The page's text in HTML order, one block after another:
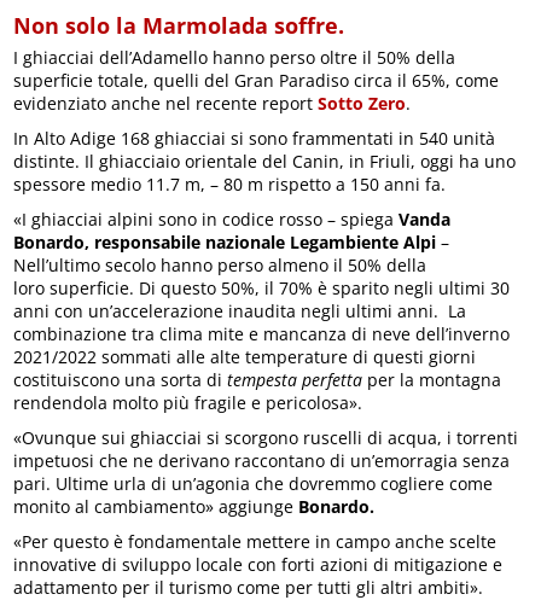
Non solo la Marmolada soffre.
I ghiacciai dell’Adamello hanno perso oltre il 50% della
superficie totale, quelli del Gran Paradiso circa il 65%, come
evidenziato anche nel recente reportSotto Zero.
In Alto Adige 168 ghiacciai si sono frammentati in 540 unità
distinte. Il ghiacciaio orientale del Canin, in Friuli, oggi ha uno
spessore medio 11.7 m, – 80 m rispetto a 150 anni fa.
«I ghiacciai alpini sono in codice rosso – spiegaVanda
Bonardo, responsabile nazionale Legambiente Alpi–
Nell’ultimo secolo hanno perso almeno il 50% della
loro superficie. Di questo 50%, il 70% è sparito negli ultimi 30
anni con un’accelerazione inaudita negli ultimi anni. La
combinazione tra clima mite e mancanza di neve dell’inverno
2021/2022 sommati alle alte temperature di questi giorni
costituiscono una sorta ditempesta perfetta per la montagna
rendendola molto più fragile e pericolosa».
«Ovunque sui ghiacciai si scorgono ruscelli di acqua, i torrenti
impetuosi che ne derivano raccontano di un’emorragia senza
pari. Ultime urla di un’agonia che dovremmo cogliere come
monito al cambiamento» aggiunge Bonardo.
«Per questo è fondamentale mettere in campo anche scelte
innovative di sviluppo locale con forti azioni di mitigazione e
adattamento per il turismo come per tutti gli altri ambiti».